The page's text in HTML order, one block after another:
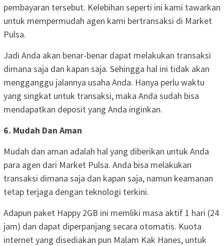
pembayaran tersebut. Kelebihan seperti ini kami tawarkan
untuk mempermudah agen kami bertransaksi di Market
Pulsa.
Jadi Anda akan benar-benar dapat melakukan transaksi
dimana saja dan kapan saja. Sehingga hal ini tidak akan
mengganggu jalannya usaha Anda. Hanya perlu waktu
yang singkat untuk transaksi, maka Anda sudah bisa
mendapatkan deposit yang Anda inginkan.
6. Mudah Dan Aman
Mudah dan aman adalah hal yang diberikan untuk Anda
para agen dari Market Pulsa. Anda bisa melakukan
transaksi dimana saja dan kapan saja, namun keamanan
tetap terjaga dengan teknologi terkini.
Adapun paket Happy 2GB ini memliki masa aktif 1 hari (24
jam) dan dapat diperpanjang secara otomatis. Kuota
internet yang disediakan pun Malam Kak Hanes, untuk